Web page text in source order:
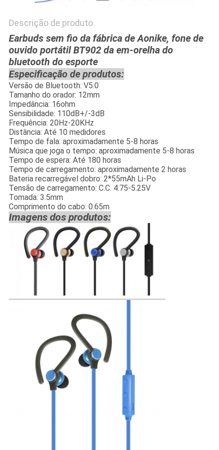
Descrição de produto
Earbuds sem fio da fábrica de Aonike, fone de
ouvido portátil BT902 da em-orelha do
bluetooth do esporte
Especificação de produtos:
Versão de Bluetooth: V5.0
Tamanho do orador: 12mm
Impedância: 16ohm
Sensibilidade: 110dB+/-3dB
Frequência: 20Hz-20KHz
Distância: Até 10 medidores
Tempo de fala: aproximadamente 5-8 horas
Música que joga o tempo: aproximadamente 5-8 horas
Tempo de espera: Até 180 horas
Tempo de carregamento: aproximadamente 2 horas
Bateria recarregável dobro: 2*55mAh Li-Po
Tensão de carregamento: C.C. 4.75-5.25V
Tomada: 3.5mm
Comprimento do cabo: 0.65m
Imagens dos produtos: